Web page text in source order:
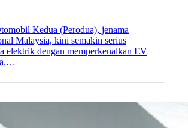
Kedua (Perodua), jenama
Malaysia, kini semakin serius
elektrik dengan memperkenalkan EV